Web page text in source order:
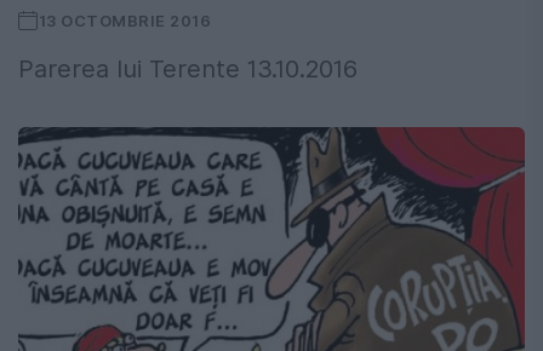
13 OCTOMBRIE 2016
Parerea lui Terente 13.10.2016